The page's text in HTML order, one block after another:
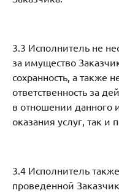
3.3 Исполнитель не
за имущество
сохранность, а также
ответственность за
в отношении данного
оказания услуг, так и
3.4 Исполнитель
проведенной